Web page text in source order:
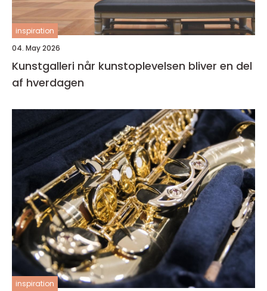
inspiration
04. May 2026
Kunstgalleri når kunstoplevelsen bliver en del
af hverdagen
inspiration